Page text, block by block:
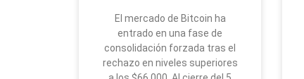
El mercado de Bitcoin ha
entrado en una fase de
consolidación forzada tras el
rechazo en niveles superiores